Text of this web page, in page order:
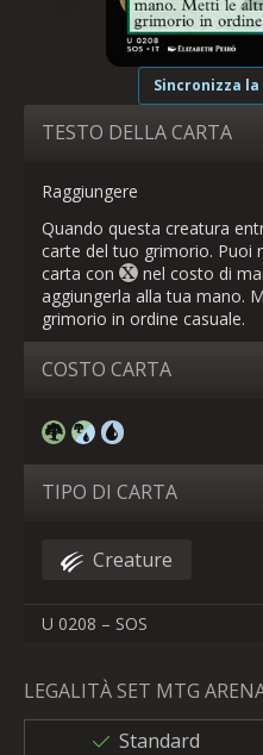
Sincronizza
TESTO DELLA CARTA
Raggiungere
Quando questa creatura
carte del tuo grimorio. Puoi
carta con
nel costo di
aggiungerla alla tua mano.
grimorio in ordine casuale.
COSTO CARTA
TIPO DI CARTA
Creature
U 0208 – SOS
LEGALITÀ SET MTG
Standard